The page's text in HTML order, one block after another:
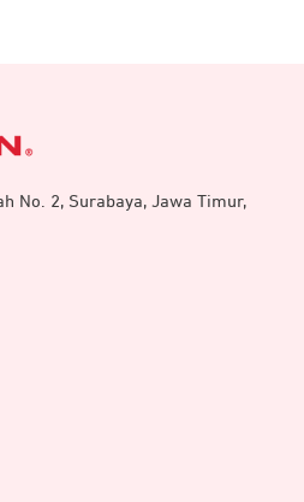
No. 2, Surabaya, Jawa Timur,